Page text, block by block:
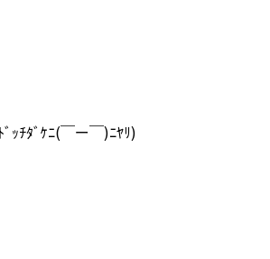
ｯﾁﾀﾞｹﾆ(￣ー￣)ﾆﾔﾘ)